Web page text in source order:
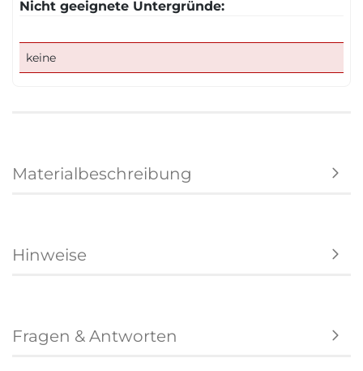
Nicht geeignete Untergründe:
keine
Materialbeschreibung
Hinweise
Fragen & Antworten